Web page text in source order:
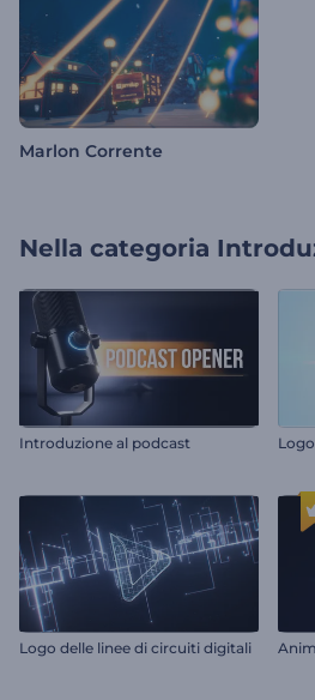
Marlon Corrente
Nella categoria
Introduzione al podcast
Logo delle linee di circuiti digitali